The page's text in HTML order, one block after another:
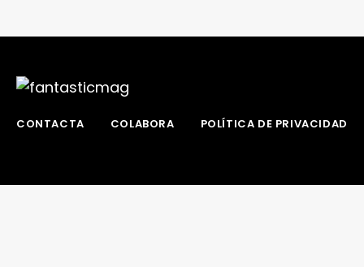
CONTACTA COLABORA POLÍTICA DE PRIVACIDAD